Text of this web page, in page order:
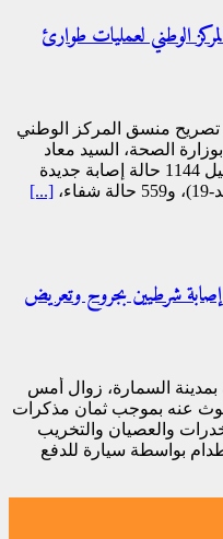
الوطني لعمليات طوارئ
تصريح منسق المركز الوطني
الصحة، السيد معاد
لمرابط، اليوم الخميس : – تسجيل 1144 حالة إصابة جديدة
[...]
شرطيين بجروح وتعريض
السمارة، زوال أمس
عنه بموجب ثمان مذكرات
والعصيان والتخريب
بواسطة سيارة للدفع